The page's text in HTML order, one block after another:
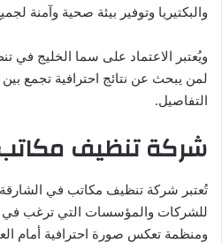
والبكتيريا وتوفير بيئة صحية وآمنة
ويُعتبر الاعتماد على سما الخليج في
لمن يبحث عن نتائج احترافية تجمع بين
التفاصيل.
شركة تنظيف
تُعتبر شركة تنظيف مكاتب في
للشركات والمؤسسات التي ترغب في
ومنظمة تعكس صورة احترافية أمام